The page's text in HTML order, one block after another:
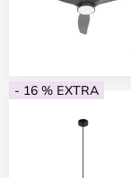
- 16 % EXTRA